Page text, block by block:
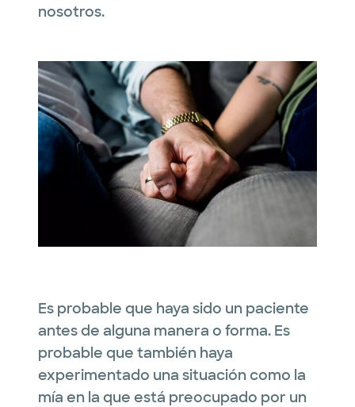
nosotros.
Es probable que haya sido un paciente
antes de alguna manera o forma. Es
probable que también haya
experimentado una situación como la
mía en la que está preocupado por un